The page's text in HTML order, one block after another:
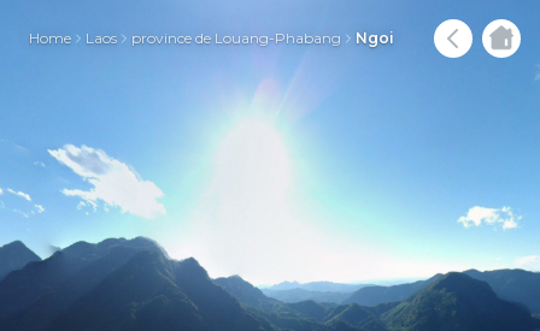
Home Laos province de Louang-Phabang Ngoi